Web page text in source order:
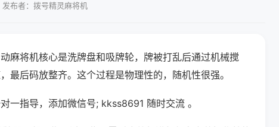
发布者：拨号精灵麻将机
麻将机核心是洗牌盘和吸牌轮，牌被打乱后通过机械搅
最后码放整齐。这个过程是物理性的，随机性很强。
一指导，添加微信号; kkss8691 随时交流 。